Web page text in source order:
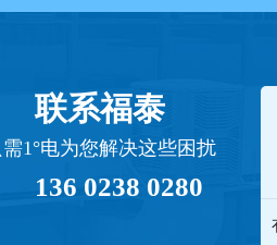
联系福泰
需1°电为您解决这些困扰
136 0238 0280